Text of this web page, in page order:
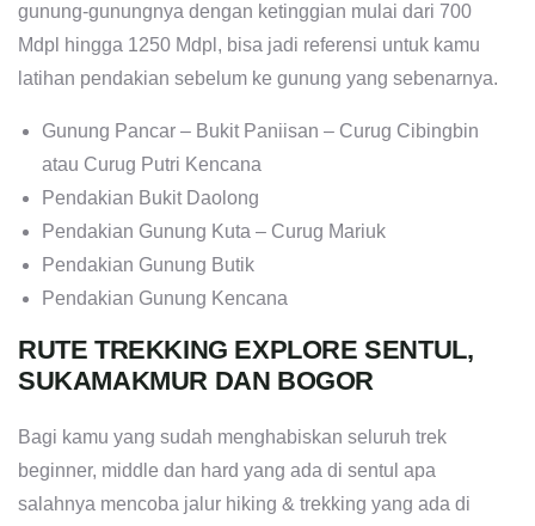
gunung-gunungnya dengan ketinggian mulai dari 700
Mdpl hingga 1250 Mdpl, bisa jadi referensi untuk kamu
latihan pendakian sebelum ke gunung yang sebenarnya.
Gunung Pancar – Bukit Paniisan – Curug Cibingbin
atau Curug Putri Kencana
Pendakian Bukit Daolong
Pendakian Gunung Kuta – Curug Mariuk
Pendakian Gunung Butik
Pendakian Gunung Kencana
RUTE TREKKING EXPLORE SENTUL,
SUKAMAKMUR DAN BOGOR
Bagi kamu yang sudah menghabiskan seluruh trek
beginner, middle dan hard yang ada di sentul apa
salahnya mencoba jalur hiking & trekking yang ada di